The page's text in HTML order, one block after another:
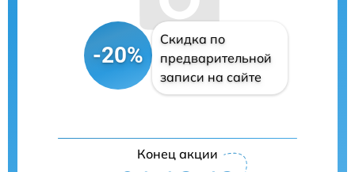
-20%
Скидка по
предварительной
записи на сайте
Конец акции